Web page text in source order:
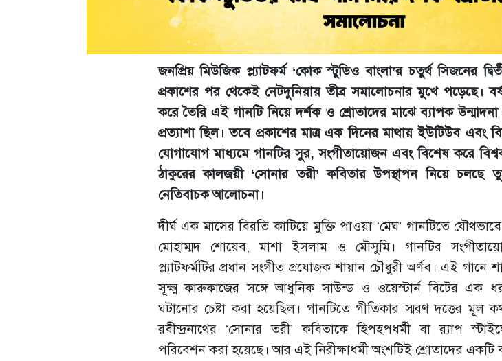
জনপ্রিয় মিউজিক প্ল্যাটফর্ম ‘কোক স্টুডিও বাংলা’র চতুর্থ সিজনের
প্রকাশের পর থেকেই নেটদুনিয়ায় তীব্র সমালোচনার মুখে পড়েছে।
করে তৈরি এই গানটি নিয়ে দর্শক ও শ্রোতাদের মাঝে ব্যাপক
প্রত্যাশা ছিল। তবে প্রকাশের মাত্র এক দিনের মাথায় ইউটিউব এবং
যোগাযোগ মাধ্যমে গানটির সুর, সংগীতায়োজন এবং বিশেষ করে
ঠাকুরের কালজয়ী ‘সোনার তরী’ কবিতার উপস্থাপন নিয়ে চলছে
নেতিবাচক আলোচনা।
দীর্ঘ এক মাসের বিরতি কাটিয়ে মুক্তি পাওয়া ‘মেঘ’ গানটিতে
মোহাম্মদ শোয়েব, মাশা ইসলাম ও মৌসুমি। গানটির
প্ল্যাটফর্মটির প্রধান সংগীত প্রযোজক শায়ান চৌধুরী অর্ণব। এই গানে
সূক্ষ্ম কারুকাজের সঙ্গে আধুনিক সাউন্ড ও ওয়েস্টার্ন বিটের এক
ঘটানোর চেষ্টা করা হয়েছিল। গানটিতে গীতিকার স্মরণ দত্তের মূল
রবীন্দ্রনাথের ‘সোনার তরী’ কবিতাকে হিপহপধর্মী বা র‍্যাপ
পরিবেশন করা হয়েছে। আর এই নিরীক্ষাধর্মী অংশটিই শ্রোতাদের